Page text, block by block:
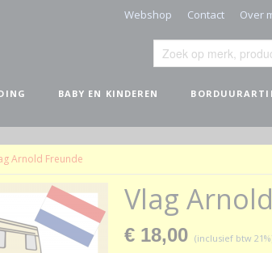
Webshop Contact Over
BABY EN KINDEREN
Arnold Freunde
Vlag
€ 18,00 (inclusief btw